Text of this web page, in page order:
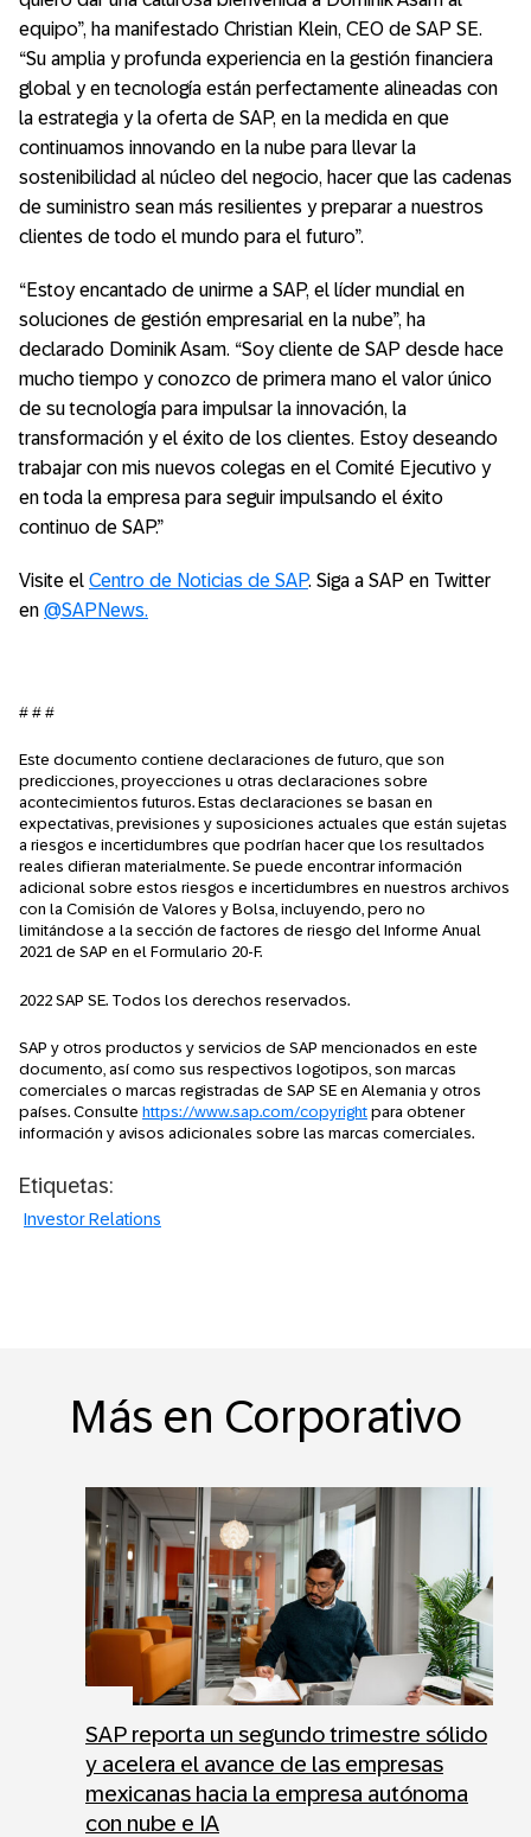
equipo”, ha manifestado Christian Klein, CEO de SAP SE.
“Su amplia y profunda experiencia en la gestión financiera
global y en tecnología están perfectamente alineadas con
la estrategia y la oferta de SAP, en la medida en que
continuamos innovando en la nube para llevar la
sostenibilidad al núcleo del negocio, hacer que las cadenas
de suministro sean más resilientes y preparar a nuestros
clientes de todo el mundo para el futuro”.
“Estoy encantado de unirme a SAP, el líder mundial en
soluciones de gestión empresarial en la nube”, ha
declarado Dominik Asam. “Soy cliente de SAP desde hace
mucho tiempo y conozco de primera mano el valor único
de su tecnología para impulsar la innovación, la
transformación y el éxito de los clientes. Estoy deseando
trabajar con mis nuevos colegas en el Comité Ejecutivo y
en toda la empresa para seguir impulsando el éxito
continuo de SAP.”
Visite el Centro de Noticias de SAP. Siga a SAP en Twitter
en @SAPNews.
# # #
Este documento contiene declaraciones de futuro, que son
predicciones, proyecciones u otras declaraciones sobre
acontecimientos futuros. Estas declaraciones se basan en
expectativas, previsiones y suposiciones actuales que están sujetas
a riesgos e incertidumbres que podrían hacer que los resultados
reales difieran materialmente. Se puede encontrar información
adicional sobre estos riesgos e incertidumbres en nuestros archivos
con la Comisión de Valores y Bolsa, incluyendo, pero no
limitándose a la sección de factores de riesgo del Informe Anual
2021 de SAP en el Formulario 20-F.
2022 SAP SE. Todos los derechos reservados.
SAP y otros productos y servicios de SAP mencionados en este
documento, así como sus respectivos logotipos, son marcas
comerciales o marcas registradas de SAP SE en Alemania y otros
países. Consulte https://www.sap.com/copyright para obtener
información y avisos adicionales sobre las marcas comerciales.
Etiquetas:
Investor Relations
Más en Corporativo
SAP reporta un segundo trimestre sólido
y acelera el avance de las empresas
mexicanas hacia la empresa autónoma
con nube e IA